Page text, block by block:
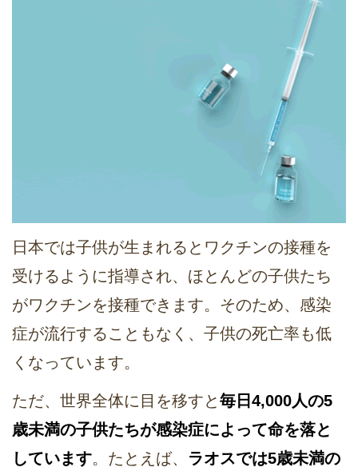
日本では子供が生まれるとワクチンの接種を
受けるように指導され、ほとんどの子供たち
がワクチンを接種できます。そのため、感染
症が流行することもなく、子供の死亡率も低
くなっています。
ただ、世界全体に目を移すと毎日4,000人の5
歳未満の子供たちが感染症によって命を落と
しています。たとえば、 ラオスでは5歳未満の